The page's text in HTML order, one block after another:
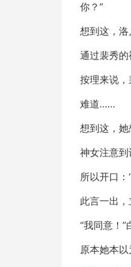
你？”
想到这，洛
通过裴秀的
按理来说
难道……
想到这，
神女注意到
所以开口
此言一出
“我同意！
原本她本